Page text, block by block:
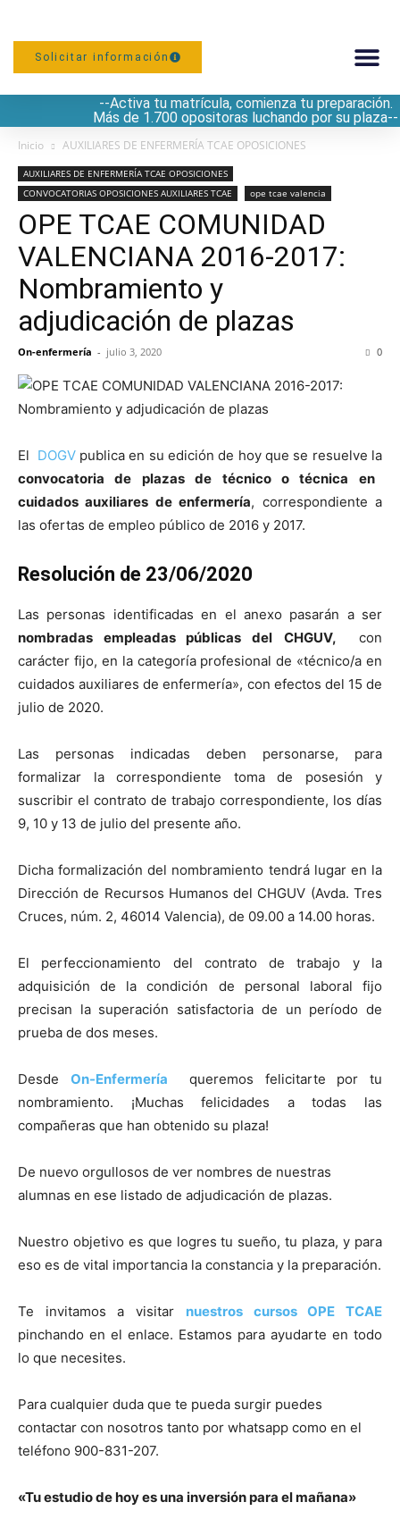
Solicitar información
--Activa tu matrícula, comienza tu preparación.
Más de 1.700 opositoras luchando por su plaza--
Inicio AUXILIARES DE ENFERMERÍA TCAE OPOSICIONES
AUXILIARES DE ENFERMERÍA TCAE OPOSICIONES
CONVOCATORIAS OPOSICIONES AUXILIARES TCAE
ope tcae valencia
OPE TCAE COMUNIDAD
VALENCIANA 2016-2017:
Nombramiento y
adjudicación de plazas
On-enfermería - julio 3, 2020 0
El DOGVpublica en su edición de hoy que se resuelve la
convocatoria de plazas de técnico o técnica en
cuidados auxiliares de enfermería, correspondiente a
las ofertas de empleo público de 2016 y 2017.
Resolución de 23/06/2020
Las personas identificadas en el anexo pasarán a ser
nombradas empleadas públicas del
CHGUV, con
carácter fijo, en la categoría profesional de «técnico/a en
cuidados auxiliares de enfermería», con efectos del 15 de
julio de 2020.
Las personas indicadas deben personarse, para
formalizar la correspondiente toma de posesión y
suscribir el contrato de trabajo correspondiente, los días
9, 10 y 13 de julio del presente año.
Dicha formalización del nombramiento tendrá lugar en la
Dirección de Recursos Humanos del CHGUV (Avda. Tres
Cruces, núm. 2, 46014 Valencia), de 09.00 a 14.00 horas.
El perfeccionamiento del contrato de trabajo y la
adquisición de la condición de personal laboral fijo
precisan la superación satisfactoria de un período de
prueba de dos meses.
Desde On-Enfermería
queremos felicitarte por tu
nombramiento. ¡Muchas felicidades a todas las
compañeras que han obtenido su plaza!
De nuevo orgullosos de ver nombres de nuestras
alumnas en ese listado de adjudicación de plazas.
Nuestro objetivo es que logres tu sueño, tu plaza, y para
eso es de vital importancia la constancia y la preparación.
Te invitamos a visitar nuestros cursos OPE TCAE
pinchando en el enlace. Estamos para ayudarte en todo
lo que necesites.
Para cualquier duda que te pueda surgir puedes
contactar con nosotros tanto por whatsapp como en el
teléfono 900-831-207.
«Tu estudio de hoy es una inversión para el mañana»